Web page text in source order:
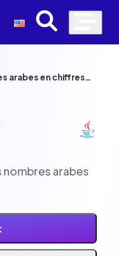
arabes en chiffres
nombres arabes